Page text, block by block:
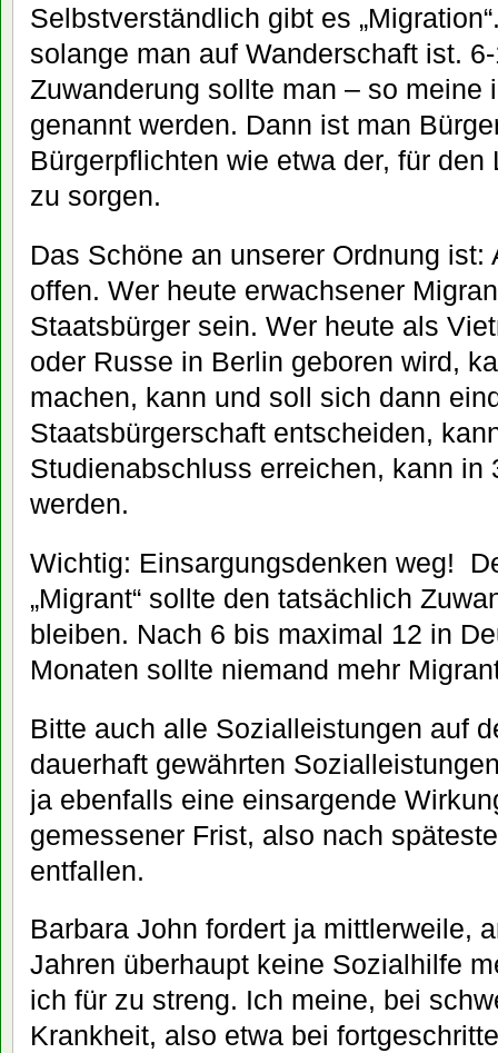
Selbstverständlich gibt es
solange man auf Wanderschaft ist.
Zuwanderung sollte man – so meine
genannt werden. Dann ist man
Bürgerpflichten wie etwa der, für
zu sorgen.
Das Schöne an unserer Ordnung ist:
offen. Wer heute erwachsener
Staatsbürger sein. Wer heute als
oder Russe in Berlin geboren wird,
machen, kann und soll sich dann
Staatsbürgerschaft entscheiden,
Studienabschluss erreichen, kann in
werden.
Wichtig: Einsargungsdenken weg!
„Migrant“ sollte den tatsächlich
bleiben. Nach 6 bis maximal 12 in
Monaten sollte niemand mehr
Bitte auch alle Sozialleistungen auf
dauerhaft gewährten
ja ebenfalls eine einsargende
gemessener Frist, also nach
entfallen.
Barbara John fordert ja mittlerweile,
Jahren überhaupt keine Sozialhilfe
ich für zu streng. Ich meine, bei
Krankheit, also etwa bei